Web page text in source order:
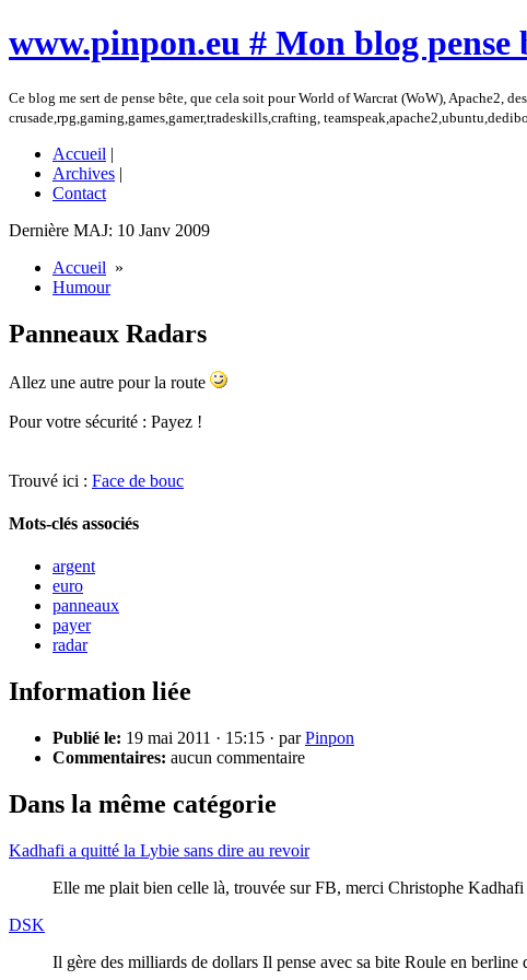
www.pinpon.eu # Mon blog pense
Ce blog me sert de pense bête, que cela soit pour World of Warcrat (WoW), Apache2,
crusade,rpg,gaming,games,gamer,tradeskills,crafting,
Accueil |
Archives |
Contact
Dernière MAJ: 10 Janv 2009
Accueil »
Humour
Panneaux Radars
Allez une autre pour la route
Pour votre sécurité : Payez !
Trouvé ici : Face de bouc
Mots-clés associés
argent
euro
panneaux
payer
radar
Information liée
Publié le: 19 mai 2011 · 15:15 · parPinpon
Commentaires: aucun commentaire
Dans la même catégorie
Kadhafi a quitté la Lybie sans dire au revoir
Elle me plait bien celle là, trouvée sur FB, merci Christophe
DSK
Il gère des milliards de dollars Il pense avec sa bite Roule en